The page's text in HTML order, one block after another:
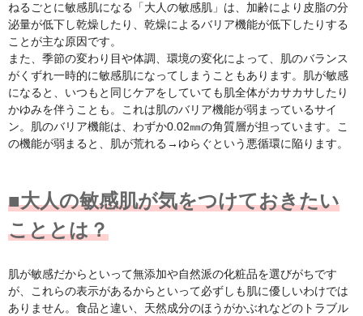
ねるごとに敏感肌になる「大人の敏感肌」は、加齢により皮脂の分
泌量が低下し乾燥したり、乾燥によるバリア機能が低下したりする
ことが主な原因です。
また、季節の変わり目や体調、環境の変化によって、肌のバランス
がくずれ一時的に敏感肌になってしまうこともあります。肌が敏感
になると、いつもと同じケアをしていても肌全体がカサカサしたり
かゆみを伴うことも。これは肌のバリア機能が弱まっているサイ
ン。肌のバリア機能は、わずか0.02㎜の角質層が担っています。こ
の機能が弱まると、肌が荒れる→ゆらぐという悪循環に陥ります。
■大人の敏感肌が気をつけておきたい
こととは？
肌が敏感だからといって無添加や自然派の化粧品を選びがちです
が、これらの表示があるからといって必ずしも肌に優しいわけでは
ありません。食品と違い、天然成分のほうがかぶれなどのトラブル